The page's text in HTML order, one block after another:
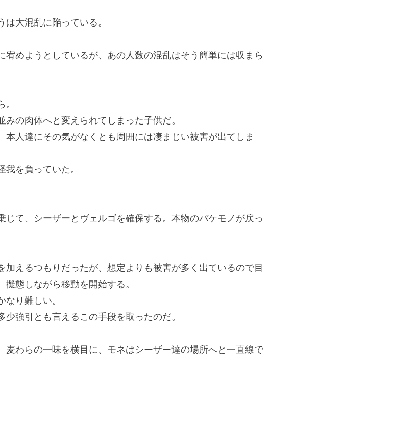
大混乱に陥っている。
めようとしているが、あの人数の混乱はそう簡単には収まら
の肉体へと変えられてしまった子供だ。
人達にその気がなくとも周囲には凄まじい被害が出てしま
を負っていた。
じて、シーザーとヴェルゴを確保する。本物のバケモノが戻っ
えるつもりだったが、想定よりも被害が多く出ているので目
態しながら移動を開始する。
り難しい。
強引とも言えるこの手段を取ったのだ。
わらの一味を横目に、モネはシーザー達の場所へと一直線で